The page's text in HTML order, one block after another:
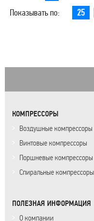
Показывать по:
25
КОМПРЕССОРЫ
Воздушные компрессоры
Винтовые компрессоры
Поршневые компрессоры
Спиральные компрессоры
ПОЛЕЗНАЯ ИНФОРМАЦИЯ
О компании